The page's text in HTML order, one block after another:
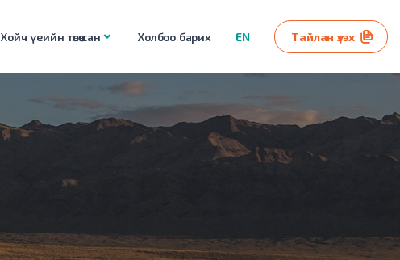
Хойч үеийн төлөө сан Холбоо барих EN Тайлан үзэх